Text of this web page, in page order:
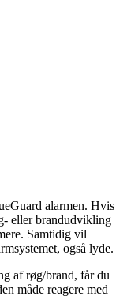
alarmen. Hvis
eller brandudvikling
Samtidig vil
også lyde.
af røg/brand, får du
måde reagere med